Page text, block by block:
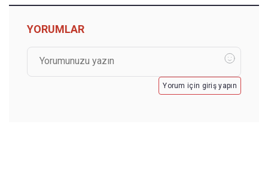
YORUMLAR
Yorum için giriş yapın